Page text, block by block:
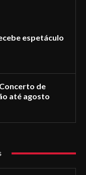
espetáculo
de
até agosto